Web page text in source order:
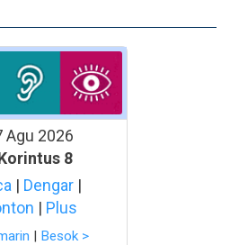
Agu 2026
8
| Dengar|
| Plus
| Besok >